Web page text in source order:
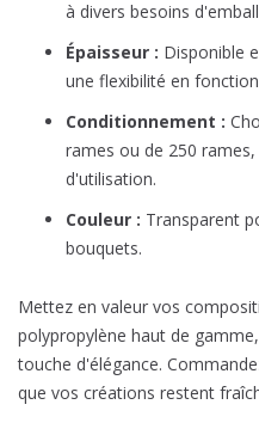
à divers besoins
Épaisseur : Disponible
une flexibilité en
Conditionnement :
rames ou de 250
d'utilisation.
Couleur : Transparent
bouquets.
Mettez en valeur vos
polypropylène haut de
touche d'élégance.
que vos créations restent